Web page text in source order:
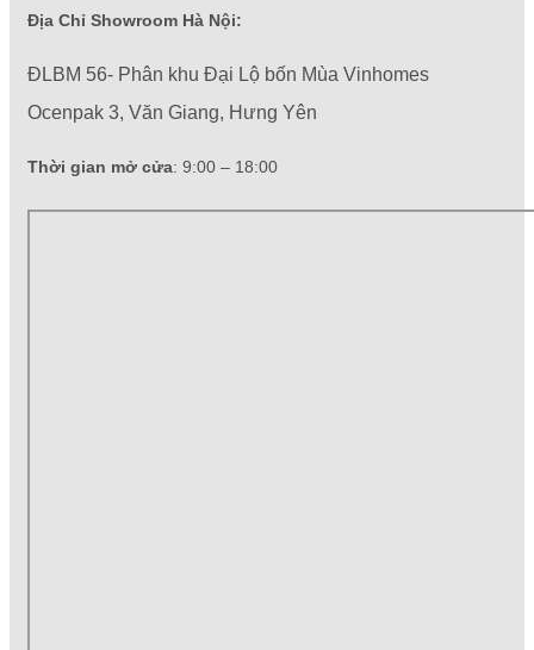
Địa Chỉ Showroom Hà Nội:
ĐLBM 56- Phân khu Đại Lộ bốn Mùa Vinhomes
Ocenpak 3, Văn Giang, Hưng Yên
Thời gian mở cửa: 9:00 – 18:00